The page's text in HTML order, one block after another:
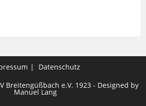
Datenschutz
Breitengüßbach e.V. 1923 - Designed by
Manuel Lang